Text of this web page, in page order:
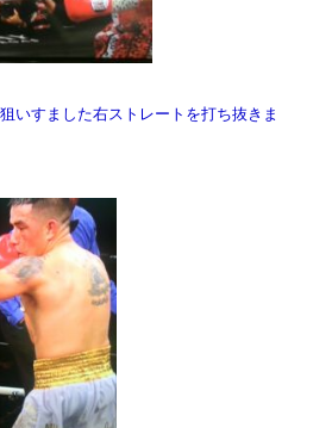
いすました右ストレートを打ち抜きま